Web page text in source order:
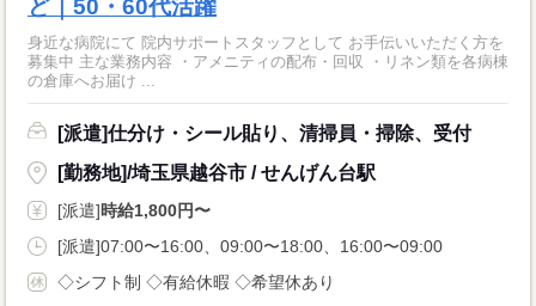
ど｜50・60代活躍
身近な病院にて 院内サポートスタッフとして お手伝いいただく方を
募集中 主な業務内容 ・アメニティの配布・回収 ・リネン類を各病棟
の倉庫へお届け ...
[派遣]仕分け・シール貼り、清掃員・掃除、受付
[勤務地]/埼玉県越谷市 / せんげん台駅
[派遣]時給1,800円〜
[派遣]07:00〜16:00、09:00〜18:00、16:00〜09:00
◇シフト制 ◇有給休暇 ◇希望休あり